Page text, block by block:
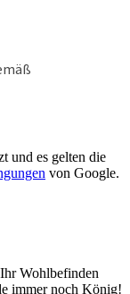
und es gelten die
von Google.
Wohlbefinden
immer noch König!